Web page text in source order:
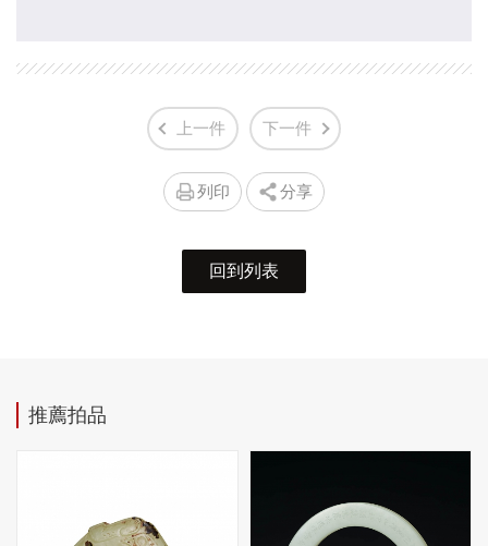
上一件 下一件
列印 分享
回到列表
推薦拍品